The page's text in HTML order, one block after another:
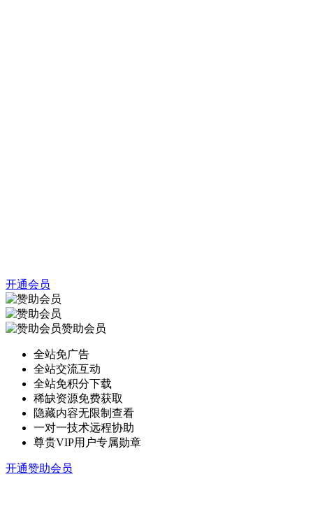
开通会员
赞助会员
全站免广告
全站交流互动
全站免积分下载
稀缺资源免费获取
隐藏内容无限制查看
一对一技术远程协助
尊贵VIP用户专属勋章
开通赞助会员